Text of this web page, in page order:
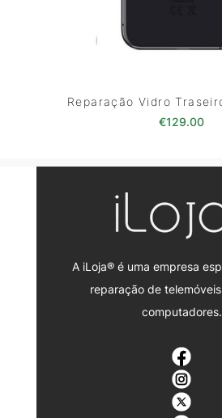
Reparação Vidro
€129.00
A iLoja® é uma empresa
reparação de
computadores.